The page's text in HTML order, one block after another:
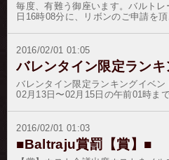
ん。注）画像は、８０×８０ピクセ
す。注）画像は、ＪＰＧ画像を
さんへの特典と致しまして、バレン
トには、個人イベント売上の還元率
し上げます。（優勝者複数の場合は
日〜2月15日午前01時迄付与ポイン
は132pt）／60日間有効注）銀行営
ければ付与致します。ご明細書の
ジット決済画面がご不明の場合は、
れば幸いです。ご決済はこちらをク
さい。
毎度、有難う御座います。バルト
日16時08分に、リボンのご申請を
で、申し訳御座いませんがコチラに
す。 お客様がホスト名（伏せさせ
れましたリボンは、イベント用のリ
付与はイベントが開催されます１
す。早々の付与をご希望の場合は
与致しますがいかが致しましょう
御座います。
2016/02/01 01:05
バレンタイン限定ランキ
バレンタイン限定ランキングイベ
02月13日〜02月15日の午前01時ま
トとなっております。★お客様への
通常のイベントリボンアイコンの
像をリボンアイコンに加工して、付
ーダー画像は、一口２０万円から
2016/02/01 01:03
■Baltraju賞罰【賞】■